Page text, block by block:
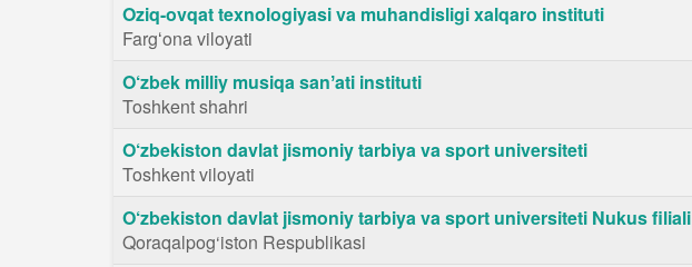
Oziq-ovqat texnologiyasi va muhandisligi xalqaro instituti
Fargʻona viloyati
O‘zbek milliy musiqa sanʼati instituti
Toshkent shahri
O‘zbekiston davlat jismoniy tarbiya va sport universiteti
Toshkent viloyati
O‘zbekiston davlat jismoniy tarbiya va sport universiteti Nukus filiali
Qoraqalpog‘iston Respublikasi